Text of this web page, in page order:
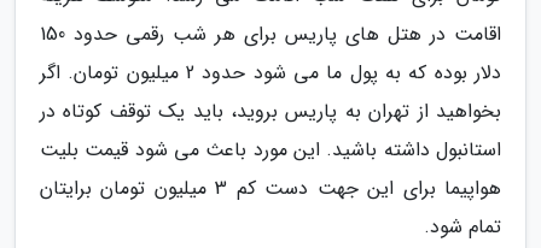
اقامت در هتل های پاریس برای هر شب رقمی حدود 150
دلار بوده که به پول ما می شود حدود 2 میلیون تومان. اگر
بخواهید از تهران به پاریس بروید، باید یک توقف کوتاه در
استانبول داشته باشید. این مورد باعث می شود قیمت بلیت
هواپیما برای این جهت دست کم 3 میلیون تومان برایتان
تمام شود.